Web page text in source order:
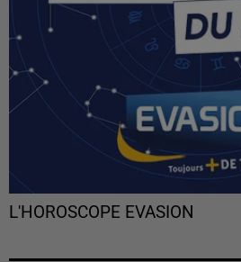
L'HOROSCOPE EVASION